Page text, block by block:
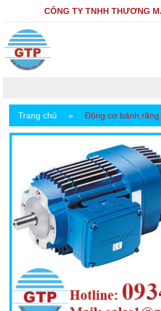
CÔNG TY TNHH THƯƠNG
Trang chủ » Động cơ bánh răng